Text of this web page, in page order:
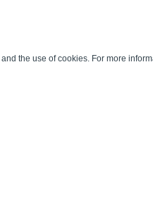
and the use of cookies. For more